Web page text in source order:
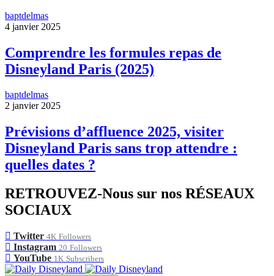
baptdelmas
4 janvier 2025
Comprendre les formules repas de
Disneyland Paris (2025)
baptdelmas
2 janvier 2025
Prévisions d’affluence 2025, visiter
Disneyland Paris sans trop attendre :
quelles dates ?
RETROUVEZ-Nous sur nos RÉSEAUX
SOCIAUX
Twitter 4K Followers
Instagram 20 Followers
YouTube 1K Subscribers